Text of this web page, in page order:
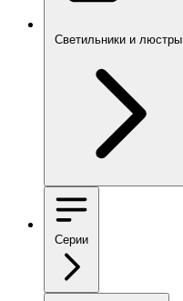
Светильники и люстры
Серии